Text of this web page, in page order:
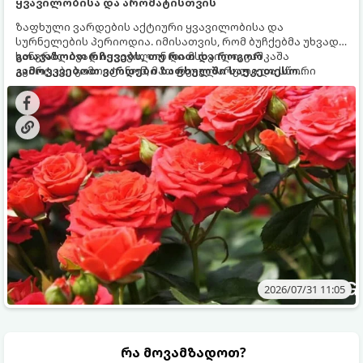
ზაფხული ვარდების აქტიური ყვავილობისა და
სურნელების პერიოდია. იმისათვის, რომ ბუჩქებმა უხვად,
ხანგრძლივად იყვავილონ და მსხვილი, კაშკაშა
კვირტები გამოიტანონ, მათ რეგულარული და სწორი
გამოკვება სჭირდებათ. ზაფხულის პერიოდში მცენარის
მოთხოვნილებები იცვლება, ამიტომ მნიშვნელოვანია
ვიცოდეთ, რომელი სასუქები გამოიყენება ამ დროს.
გთავაზობთ რჩევებს, თუ რით და როგორ
გამოვკვებოთ ვარდები ზაფხულში საუკეთესო
შედეგის მისაღწევად:
2026/07/31 11:05
რა მოვამზადოთ?